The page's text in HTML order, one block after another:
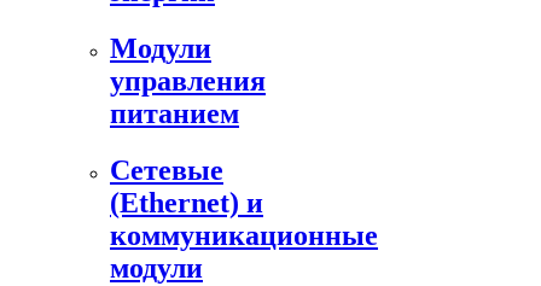
Модули
управления
питанием
Сетевые
(Ethernet) и
коммуникационные
модули